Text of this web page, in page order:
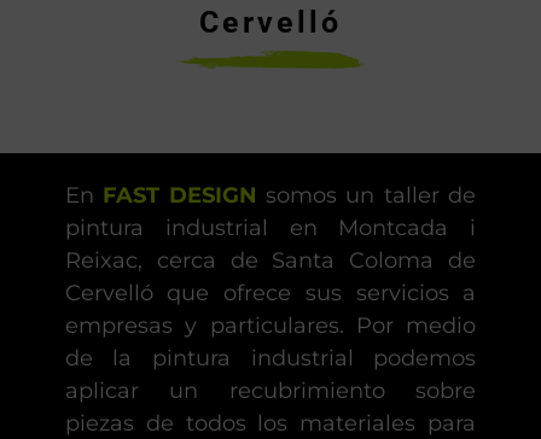
Cervelló
En FAST DESIGN somos un taller de
pintura industrial en Montcada i
Reixac, cerca de Santa Coloma de
Cervelló que ofrece sus servicios a
empresas y particulares. Por medio
de la pintura industrial podemos
aplicar un recubrimiento sobre
piezas de todos los materiales para